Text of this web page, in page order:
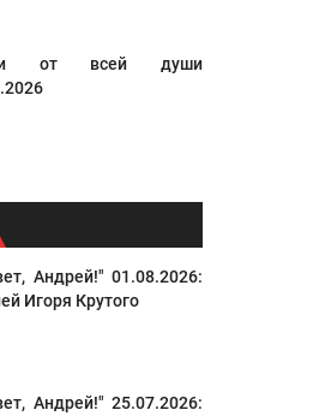
от всей души
Андрей!" 01.08.2026:
Игоря Крутого
Андрей!" 25.07.2026: